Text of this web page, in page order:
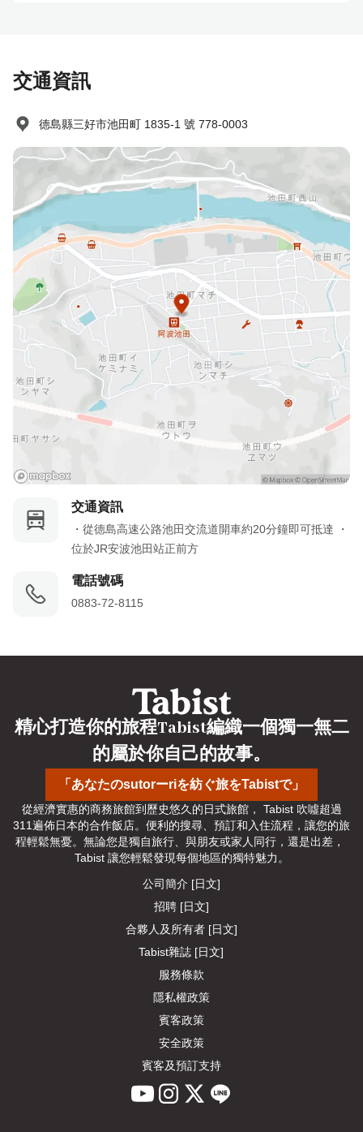
交通資訊
德島縣三好市池田町 1835-1 號 778-0003
交通資訊
・從德島高速公路池田交流道開車約20分鐘即可抵達 ・
位於JR安波池田站正前方
電話號碼
0883-72-8115
「あなたのsutorーriを紡ぐ旅をTabistで」
精心打造你的旅程Tabist編織一個獨一無二
的屬於你自己的故事。
從經濟實惠的商務旅館到歷史悠久的日式旅館， Tabist 吹噓超過
311遍佈日本的合作飯店。便利的搜尋、預訂和入住流程，讓您的旅
程輕鬆無憂。無論您是獨自旅行、與朋友或家人同行，還是出差，
Tabist 讓您輕鬆發現每個地區的獨特魅力。
公司簡介 [日文]
招聘 [日文]
合夥人及所有者 [日文]
Tabist雜誌 [日文]
服務條款
隱私權政策
賓客政策
安全政策
賓客及預訂支持